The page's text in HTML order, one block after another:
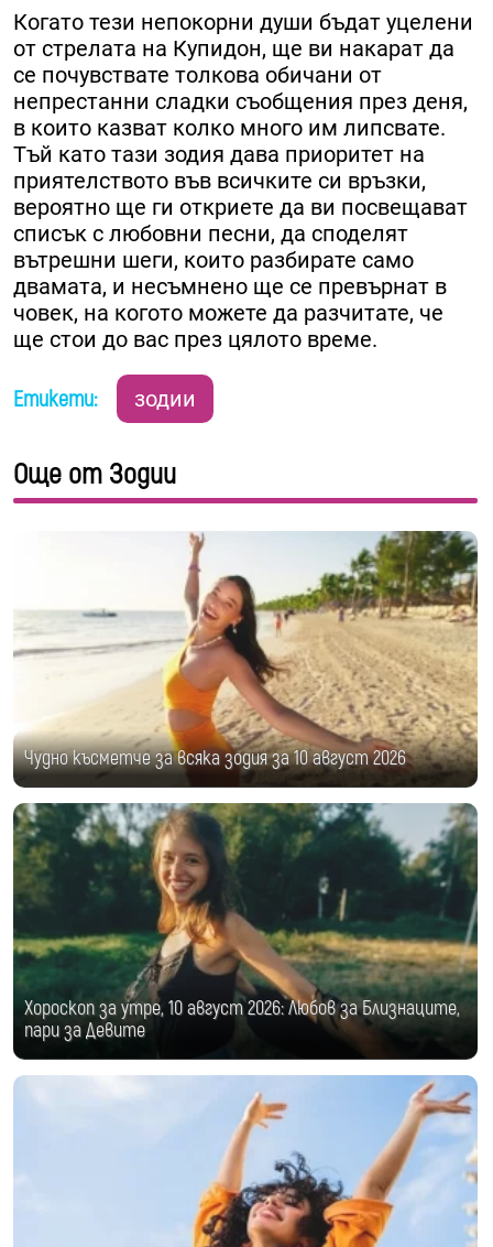
Когато тези непокорни души бъдат уцелени
от стрелата на Купидон, ще ви накарат да
се почувствате толкова обичани от
непрестанни сладки съобщения през деня,
в които казват колко много им липсвате.
Тъй като тази зодия дава приоритет на
приятелството във всичките си връзки,
вероятно ще ги откриете да ви посвещават
списък с любовни песни, да споделят
вътрешни шеги, които разбирате само
двамата, и несъмнено ще се превърнат в
човек, на когото можете да разчитате, че
ще стои до вас през цялото време.
Етикети: зодии
Още от Зодии
Чудно късметче за всяка зодия за 10 август 2026
Хороскоп за утре, 10 август 2026: Любов за Близнаците,
пари за Девите